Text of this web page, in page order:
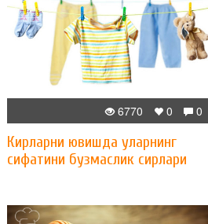
0
0
6770
Кирларни ювишда уларнинг
сифатини бузмаслик сирлари